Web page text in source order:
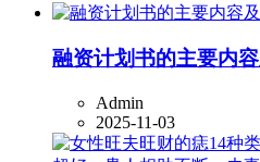
融资计划书的主要内
Admin
2025-11-03